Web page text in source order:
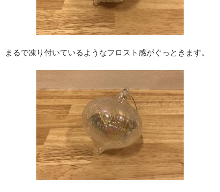
まるで凍り付いているようなフロスト感がぐっときます。